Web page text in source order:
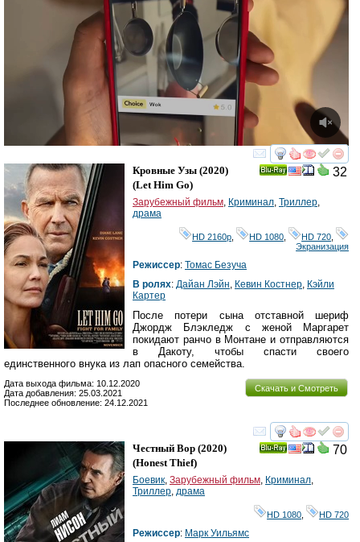
смотреть
32
Кровные Узы (2020)
(Let Him Go)
Зарубежный фильм, Криминал, Триллер,
драма
HD 2160р, HD 1080, HD 720,
Экранизация
Режиссер: Томас Безуча
В ролях: Дайан Лэйн, Кевин Костнер, Кэйли
Картер
После потери сына отставной шериф
Джордж Блэкледж с женой Маргарет
покидают ранчо в Монтане и отправляются
в Дакоту, чтобы спасти своего
единственного внука из лап опасного семейства.
Скачать и Смотреть
Дата выхода фильма: 10.12.2020
Дата добавления: 25.03.2021
Последнее обновление: 24.12.2021
смотреть
70
Честный Вор (2020)
(Honest Thief)
Боевик, Зарубежный фильм, Криминал,
Триллер, драма
HD 1080 HD 720
Режиссер: Марк Уильямс